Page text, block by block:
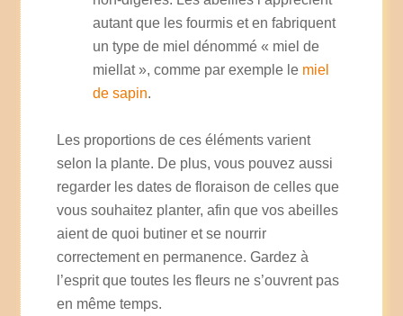
autant que les fourmis et en fabriquent
un type de miel dénommé « miel de
miellat », comme par exemple le miel
de sapin.
Les proportions de ces éléments varient
selon la plante. De plus, vous pouvez aussi
regarder les dates de floraison de celles que
vous souhaitez planter, afin que vos abeilles
aient de quoi butiner et se nourrir
correctement en permanence. Gardez à
l’esprit que toutes les fleurs ne s’ouvrent pas
en même temps.